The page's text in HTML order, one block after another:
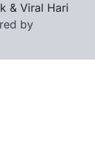
& Viral Hari
by